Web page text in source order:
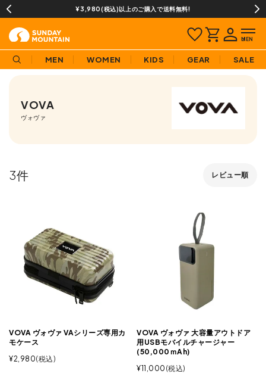
¥3,980(税込)以上のご購入で送料無料!
MEN WOMEN KIDS GEAR SALE
VOVA
ヴォヴァ
レビュー順
3
VOVA ヴォヴァ VAシリーズ専用カ
モケース
¥2,980 税込
VOVA ヴォヴァ 大容量アウトドア
用USBモバイルチャージャー
(50,000ｍAh)
¥11,000 税込